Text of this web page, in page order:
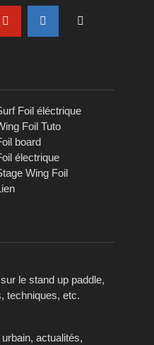
Foil éléctrique
Foil Tuto
board
électrique
Wing Foil
le stand up paddle,
techniques, etc.
actualités,